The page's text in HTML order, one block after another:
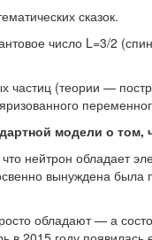
сказок.
число L=3/2
частиц (теории —
модели о
нейтрон обладает
вынуждена
обладают — а